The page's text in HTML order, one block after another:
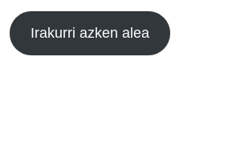
Irakurri azken alea